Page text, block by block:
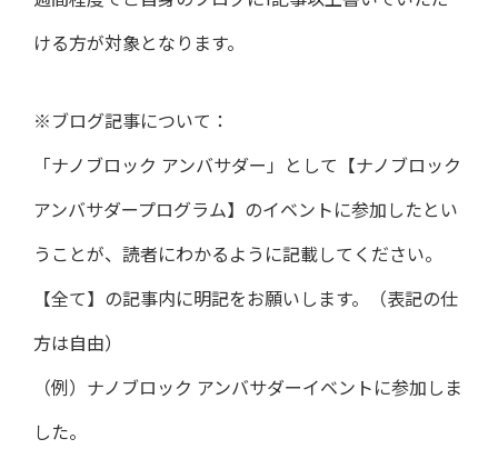
ける方が対象となります。
※ブログ記事について：
「ナノブロック アンバサダー」として【ナノブロック
アンバサダープログラム】のイベントに参加したとい
うことが、読者にわかるように記載してください。
【全て】の記事内に明記をお願いします。（表記の仕
方は自由）
（例）ナノブロック アンバサダーイベントに参加しま
した。